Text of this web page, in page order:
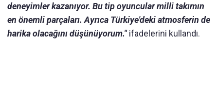
deneyimler kazanıyor. Bu tip oyuncular milli takımın
en önemli parçaları. Ayrıca Türkiye'deki atmosferin de
harika olacağını düşünüyorum."ifadelerini kullandı.